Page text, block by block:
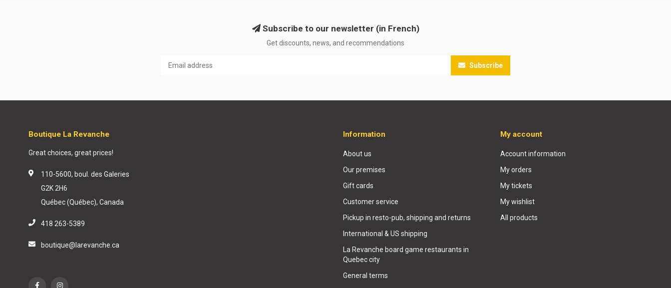
Subscribe to our newsletter (in French)
Get discounts, news, and recommendations
Subscribe
Boutique La Revanche
Great choices, great prices!
110-5600, boul. des Galeries
G2K 2H6
Québec (Québec), Canada
418 263-5389
boutique@larevanche.ca
Information
About us
Our premises
Gift cards
Customer service
Pickup in resto-pub, shipping and returns
International & US shipping
La Revanche board game restaurants in
Quebec city
General terms
My account
Account information
My orders
My tickets
My wishlist
All products